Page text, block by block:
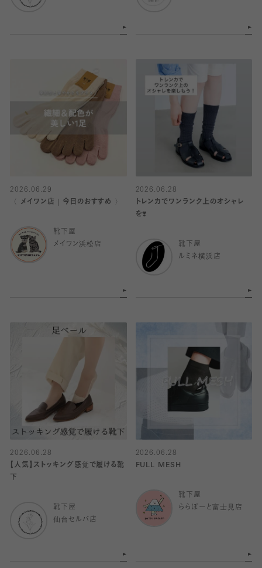
2026.06.29
〈 メイワン店｜今日のおすすめ 〉
靴下屋
メイワン浜松店
2026.06.28
トレンカでワンランク上のオシャレ
を❣️
靴下屋
ルミネ横浜店
2026.06.28
【人気】ストッキング感覚で履ける靴
下
靴下屋
仙台セルバ店
2026.06.28
FULL MESH
靴下屋
ららぽーと富士見店